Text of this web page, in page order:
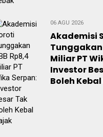
06 AGU 2026
Akademisi
Tunggakan
Miliar PT
Investor
Boleh